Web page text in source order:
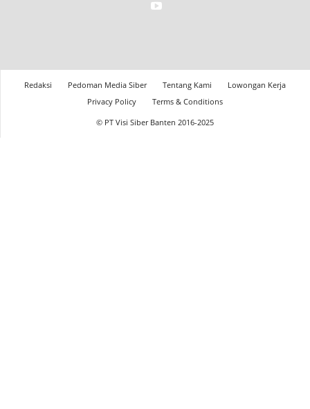
Redaksi Pedoman Media Siber Tentang Kami
Lowongan Kerja
Privacy Policy
Terms & Conditions
© PT Visi Siber Banten 2016-2025